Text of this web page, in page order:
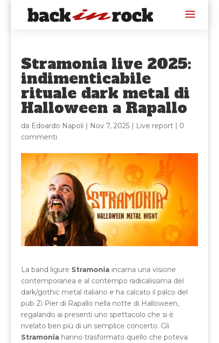
Stramonia live 2025:
indimenticabile
rituale dark metal di
Halloween a Rapallo
da Edoardo Napoli | Nov 7, 2025| Live report| 0
commenti
La band ligure Stramoniaincarna una visione
contemporanea e al contempo radicalissima del
dark/gothic metal italiano e ha calcato il palco del
pub Zi Pier di Rapallo nella notte di Halloween,
regalando ai presenti uno spettacolo che si è
rivelato ben più di un semplice concerto. Gli
Stramoniahanno trasformato quello che poteva